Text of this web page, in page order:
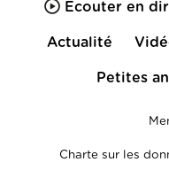
Écouter en
Actualité
Petites
Charte sur les